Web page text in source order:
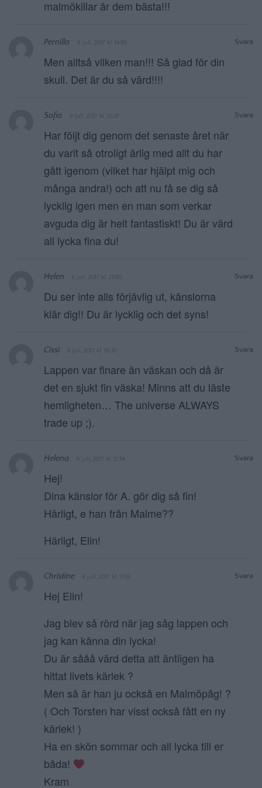
malmökillar är dem bästa!!!
Svara
Pernilla 9 juli, 2017 kl. 14:50
Men alltså vilken man!!! Så glad för din
skull. Det är du så värd!!!!
Svara
Sofia 9 juli, 2017 kl. 10:37
Har följt dig genom det senaste året när
du varit så otroligt ärlig med allt du har
gått igenom (vilket har hjälpt mig och
många andra!) och att nu få se dig så
lycklig igen men en man som verkar
avguda dig är helt fantastiskt! Du är värd
all lycka fina du!
Svara
Helen 8 juli, 2017 kl. 21:00
Du ser inte alls förjävlig ut, känslorna
klär dig!! Du är lycklig och det syns!
Svara
Cissi 8 juli, 2017 kl. 16:30
Lappen var finare än väskan och då är
det en sjukt fin väska! Minns att du läste
hemligheten… The universe ALWAYS
trade up ;).
Svara
Helena 8 juli, 2017 kl. 12:54
Hej!
Dina känslor för A. gör dig så fin!
Härligt, e han från Malme??
Härligt, Elin!
Svara
Christine 8 juli, 2017 kl. 11:59
Hej Elin!
Jag blev så rörd när jag såg lappen och
jag kan känna din lycka!
Du är sååå värd detta att äntligen ha
hittat livets kärlek ?
Men så är han ju också en Malmöpåg! ?
( Och Torsten har visst också fått en ny
kärlek! )
Ha en skön sommar och all lycka till er
båda!
Kram